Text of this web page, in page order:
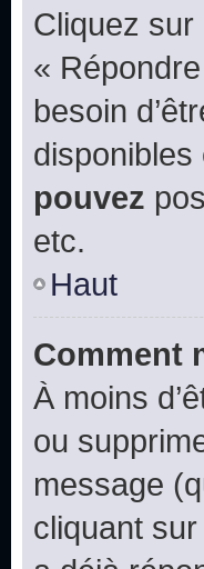
Cliquez sur
«
besoin
pouvez
etc.
Haut
Comment
À moins
ou
message
cliquant